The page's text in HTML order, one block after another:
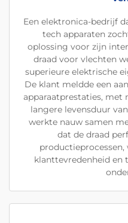
Een elektronica-bedrijf
tech apparaten
oplossing voor zijn
draad voor vlechten
superieure elektrische
De klant meldde een
apparaatprestaties, met
langere levensduur
werkte nauw samen
dat de draad
klanttevredenheid en